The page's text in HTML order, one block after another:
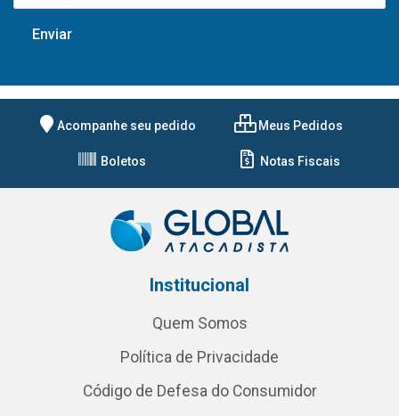
Acompanhe seu pedido Meus Pedidos
Boletos Notas Fiscais
Institucional
Quem Somos
Política de Privacidade
Código de Defesa do Consumidor